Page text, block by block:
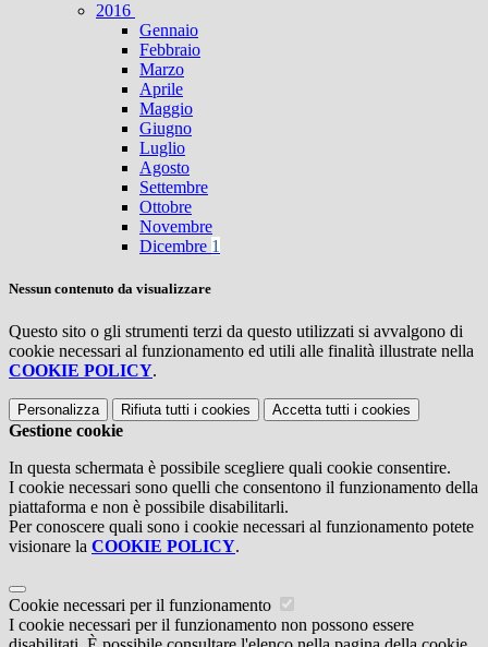
2016
Gennaio
Febbraio
Marzo
Aprile
Maggio
Giugno
Luglio
Agosto
Settembre
Ottobre
Novembre
Dicembre 1
Nessun contenuto da visualizzare
Questo sito o gli strumenti terzi da questo utilizzati si avvalgono di
cookie necessari al funzionamento ed utili alle finalità illustrate nella
COOKIE POLICY.
Personalizza Rifiuta tutti i cookies Accetta tutti i cookies
Gestione cookie
In questa schermata è possibile scegliere quali cookie consentire.
I cookie necessari sono quelli che consentono il funzionamento della
piattaforma e non è possibile disabilitarli.
Per conoscere quali sono i cookie necessari al funzionamento potete
visionare la COOKIE POLICY.
Cookie necessari per il funzionamento
I cookie necessari per il funzionamento non possono essere